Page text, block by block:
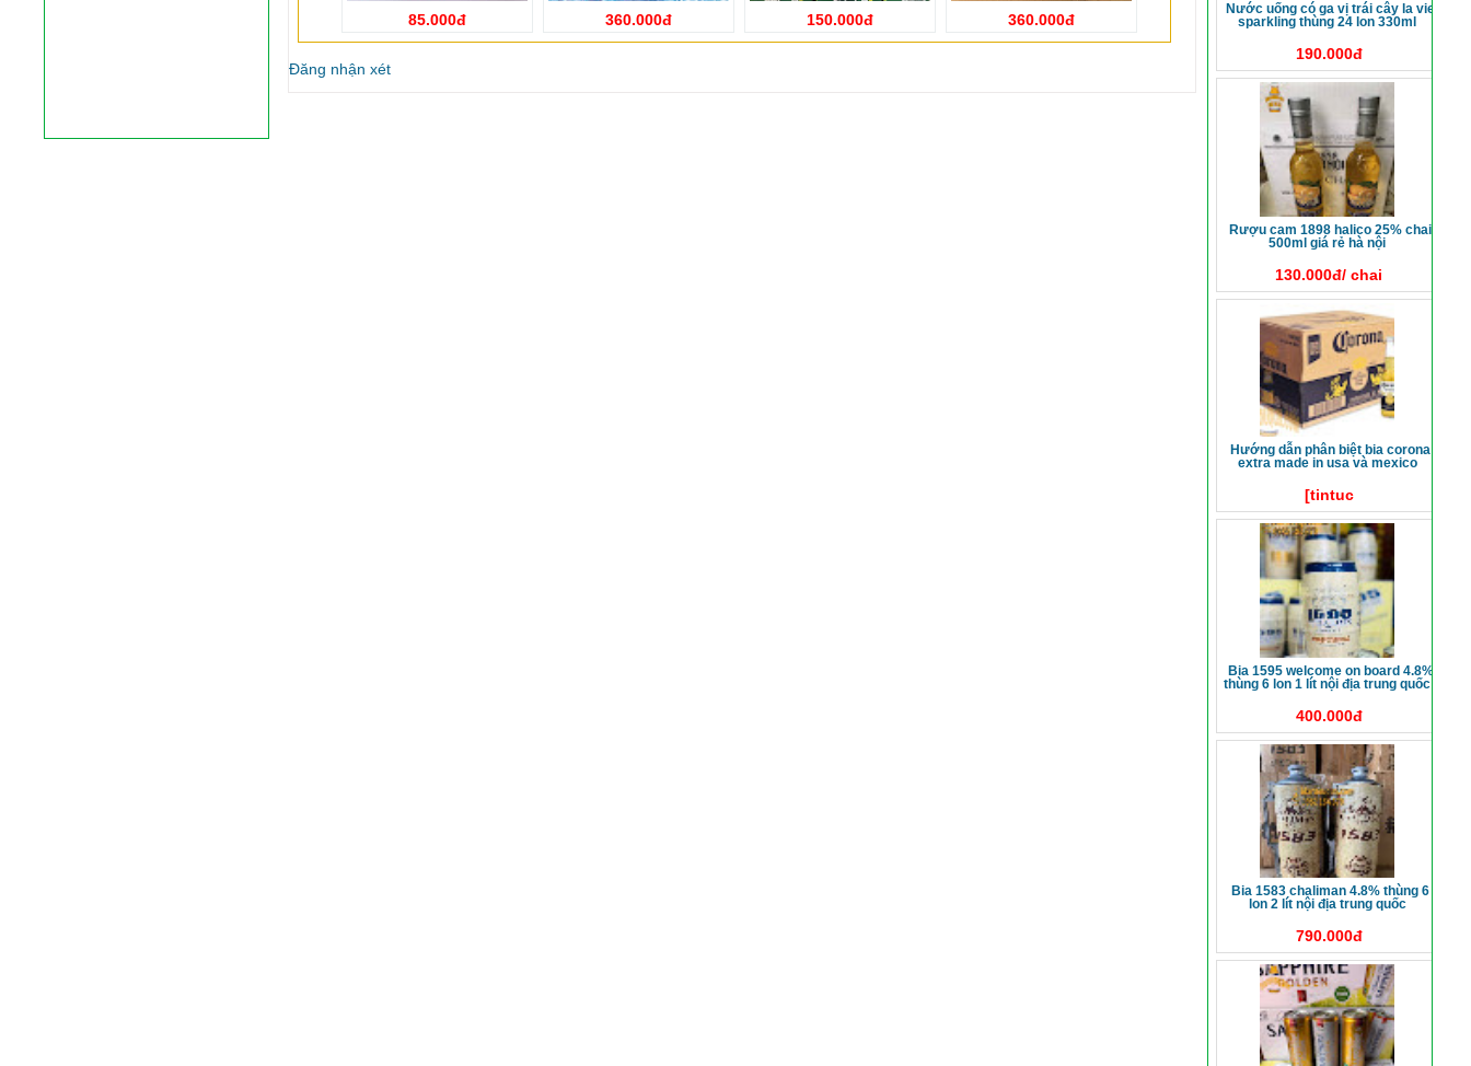
nước uống có ga vị trái cây la vie
sparkling thùng 24 lon 330ml
190.000đ
rượu cam 1898 halico 25% chai
500ml giá rẻ hà nội
130.000đ/ chai
hướng dẫn phân biệt bia corona
extra made in usa và mexico
[tintuc
bia 1595 welcome on board 4.8%
thùng 6 lon 1 lít nội địa trung quốc
400.000đ
bia 1583 chaliman 4.8% thùng 6
lon 2 lít nội địa trung quốc
790.000đ
85.000đ 360.000đ 150.000đ 360.000đ
Đăng nhận xét